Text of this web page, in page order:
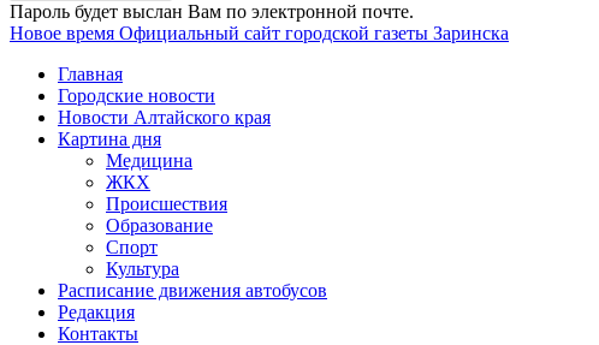
Пароль будет выслан Вам по электронной почте.
Новое время Официальный сайт городской газеты Заринска
Главная
Городские новости
Новости Алтайского края
Картина дня
Медицина
ЖКХ
Происшествия
Образование
Спорт
Культура
Расписание движения автобусов
Редакция
Контакты